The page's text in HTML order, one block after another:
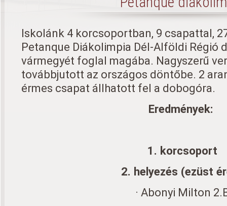
Iskolánk 4 korcsoportban, 9 csapattal,
Petanque Diákolimpia Dél-Alföldi Régió
vármegyét foglal magába. Nagyszerű
továbbjutott az országos döntőbe. 2
érmes csapat állhatott fel a dobogóra.
Eredmények:
1. korcsoport
2. helyezés (ezüst
· Abonyi Milton